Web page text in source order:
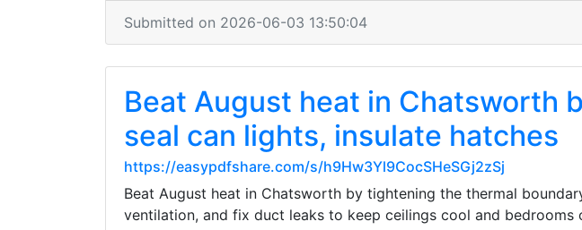
Submitted on 2026-06-03 13:50:04
Beat August heat in Chatsworth
seal can lights, insulate hatches
https://easypdfshare.com/s/h9Hw3Yl9CocSHeSGj2zSj
Beat August heat in Chatsworth by tightening the thermal
ventilation, and fix duct leaks to keep ceilings cool and bedrooms